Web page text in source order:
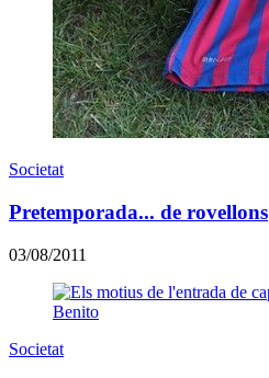
Societat
Pretemporada... de rovellons
03/08/2011
Societat